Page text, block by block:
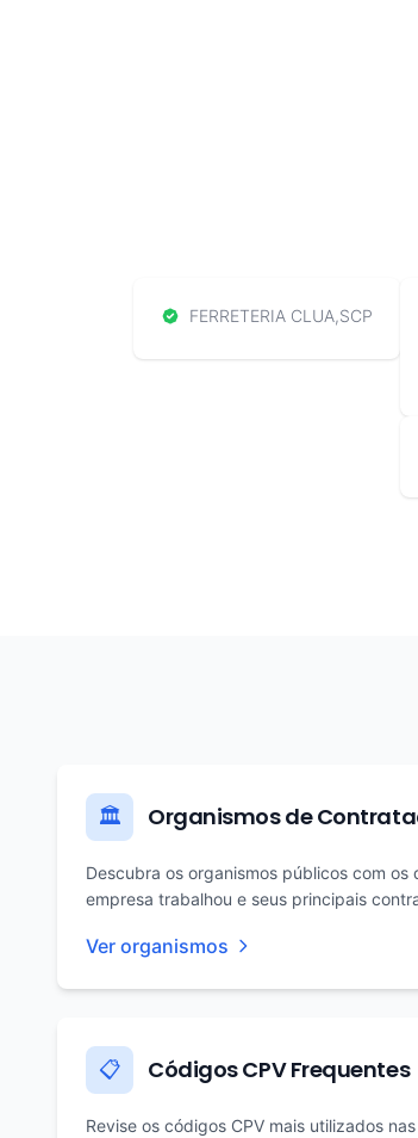
FERRETERIA CLUA,SCP
🏛️ Organismos de
Descubra os organismos públicos com os
empresa trabalhou e seus principais
Ver organismos
📋 Códigos CPV Frequentes
Revise os códigos CPV mais utilizados